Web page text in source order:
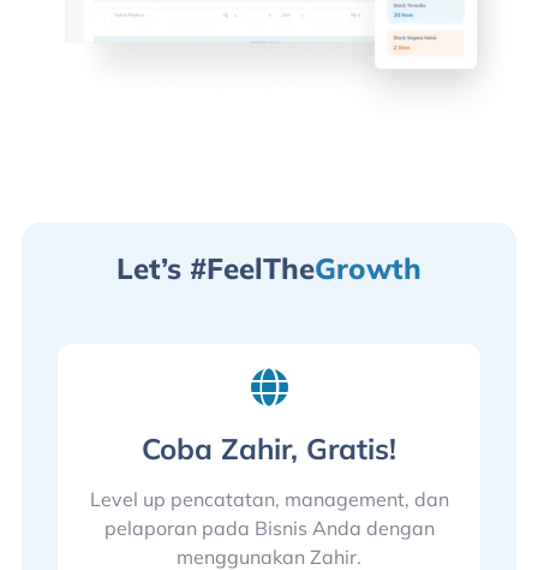
Let’s #FeelTheGrowth
Coba Zahir, Gratis!
Level up pencatatan, management, dan
pelaporan pada Bisnis Anda dengan
menggunakan Zahir.